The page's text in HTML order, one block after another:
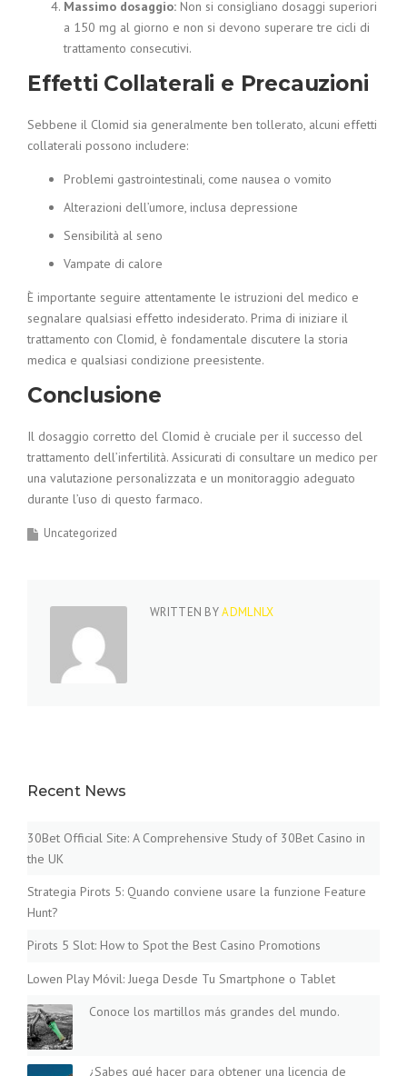
Massimo dosaggio: Non si consigliano dosaggi superiori
a 150 mg al giorno e non si devono superare tre cicli di
trattamento consecutivi.
Effetti Collaterali e Precauzioni
Sebbene il Clomid sia generalmente ben tollerato, alcuni effetti
collaterali possono includere:
Problemi gastrointestinali, come nausea o vomito
Alterazioni dell’umore, inclusa depressione
Sensibilità al seno
Vampate di calore
È importante seguire attentamente le istruzioni del medico e
segnalare qualsiasi effetto indesiderato. Prima di iniziare il
trattamento con Clomid, è fondamentale discutere la storia
medica e qualsiasi condizione preesistente.
Conclusione
Il dosaggio corretto del Clomid è cruciale per il successo del
trattamento dell’infertilità. Assicurati di consultare un medico per
una valutazione personalizzata e un monitoraggio adeguato
durante l’uso di questo farmaco.
Uncategorized
WRITTEN BYADMLNLX
Recent News
30Bet Official Site: A Comprehensive Study of 30Bet Casino in
the UK
Strategia Pirots 5: Quando conviene usare la funzione Feature
Hunt?
Pirots 5 Slot: How to Spot the Best Casino Promotions
Lowen Play Móvil: Juega Desde Tu Smartphone o Tablet
Conoce los martillos más grandes del mundo.
¿Sabes qué hacer para obtener una licencia de